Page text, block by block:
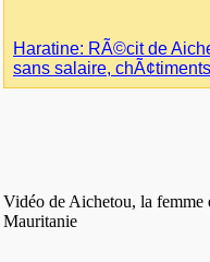
Haratine: RÃ©cit de
sans salaire,
Vidéo de Aichetou, la femme
Mauritanie